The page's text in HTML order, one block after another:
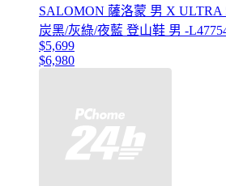
SALOMON 薩洛蒙 男 X
炭黑/灰綠/夜藍 登山鞋 男 -
$5,699
$6,980